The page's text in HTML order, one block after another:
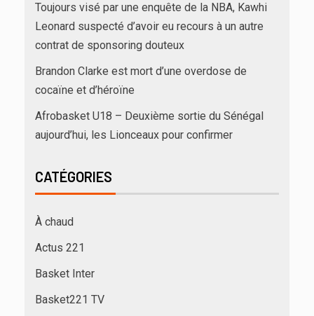
Toujours visé par une enquête de la NBA, Kawhi
Leonard suspecté d’avoir eu recours à un autre
contrat de sponsoring douteux
Brandon Clarke est mort d’une overdose de
cocaïne et d’héroïne
Afrobasket U18 – Deuxième sortie du Sénégal
aujourd’hui, les Lionceaux pour confirmer
CATÉGORIES
À chaud
Actus 221
Basket Inter
Basket221 TV